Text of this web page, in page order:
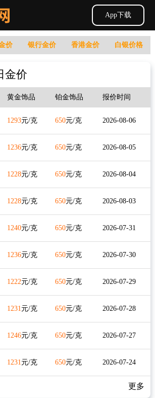
App下载
价 银行金价 香港金价 白银价格
金价
黄金饰品 铂金饰品 报价时间
1293元/克 650元/克 2026-08-06
1236元/克 650元/克 2026-08-05
1228元/克 650元/克 2026-08-04
1228元/克 650元/克 2026-08-03
1240元/克 650元/克 2026-07-31
1236元/克 650元/克 2026-07-30
1222元/克 650元/克 2026-07-29
1231元/克 650元/克 2026-07-28
1246元/克 650元/克 2026-07-27
1231元/克 650元/克 2026-07-24
更多